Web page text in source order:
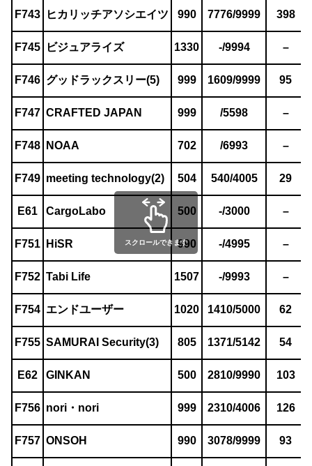
F743 ヒカリッチアソシエイツ 990 7776/9999 398
F745 ビジュアライズ 1330 -/9994 –
F746 グッドラックスリー(5) 999 1609/9999 95
F747 CRAFTED JAPAN 999 /5598 –
F748 NOAA 702 /6993 –
F749 meeting technology(2) 504 540/4005 29
E61 CargoLabo 500 -/3000 –
F751 HiSR 990 -/4995 –
F752 Tabi Life 1507 -/9993 –
F754 エンドユーザー 1020 1410/5000 62
F755 SAMURAI Security(3) 805 1371/5142 54
E62 GINKAN 500 2810/9990 103
F756 nori・nori 999 2310/4006 126
F757 ONSOH 990 3078/9999 93
スクロールできます